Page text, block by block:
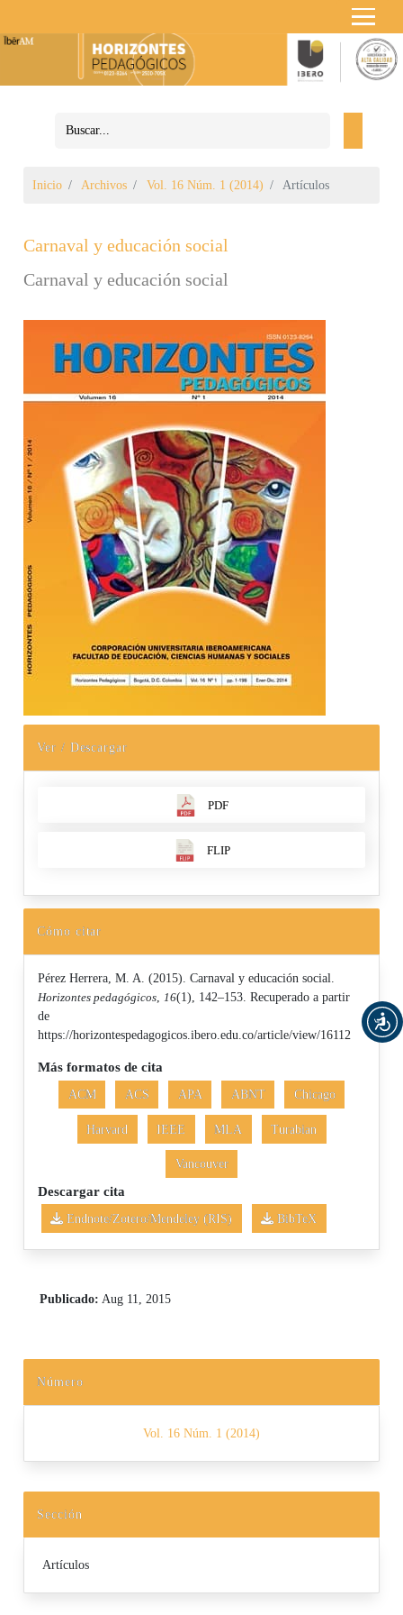
Inicio Archivos Vol. 16 Núm. 1 (2014) Artículos
Carnaval y educación social
Carnaval y educación social
Barra lateral del artículo
Ver / Descargar
PDF
FLIP
Cómo citar
Pérez Herrera, M. A. (2015). Carnaval y educación social.
Horizontes pedagógicos,16(1), 142–153. Recuperado a partir
de
https://horizontespedagogicos.ibero.edu.co/article/view/16112
Más formatos de cita
ACM ACS APA ABNT Chicago
Harvard IEEE MLA Turabian
Vancouver
Descargar cita
Endnote/Zotero/Mendeley (RIS) BibTeX
Publicado: Aug 11, 2015
Número
Vol. 16 Núm. 1 (2014)
Sección
Artículos